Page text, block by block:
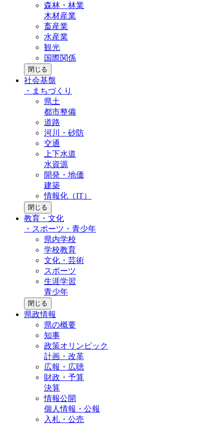
森林・林業
木材産業
畜産業
水産業
観光
国際関係
閉じる
社会基盤
・ まちづくり
県土
都市整備
道路
河川・砂防
交通
上下水道
水資源
開発・地価
建築
情報化（IT）
閉じる
教育・文化
・ スポーツ・青少年
県内学校
学校教育
文化・芸術
スポーツ
生涯学習
青少年
閉じる
県政情報
県の概要
知事
政策オリンピック
計画・改革
広報・広聴
財政・予算
決算
情報公開
個人情報・公報
入札・公売